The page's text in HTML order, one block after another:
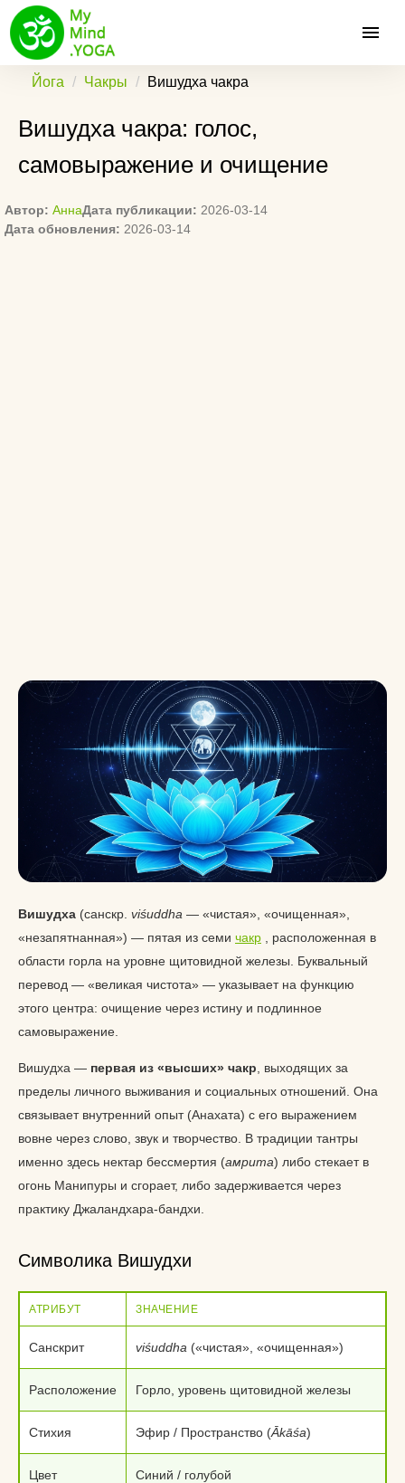
Йога Чакры Вишудха чакра
Вишудха чакра: голос,
самовыражение и очищение
Автор: АннаДата публикации: 2026-03-14
Дата обновления: 2026-03-14
Вишудха (санскр. viśuddha — «чистая», «очищенная»,
«незапятнанная») — пятая из семи чакр , расположенная в
области горла на уровне щитовидной железы. Буквальный
перевод — «великая чистота» — указывает на функцию
этого центра: очищение через истину и подлинное
самовыражение.
Вишудха — первая из «высших» чакр , выходящих за
пределы личного выживания и социальных отношений. Она
связывает внутренний опыт (Анахата) с его выражением
вовне через слово, звук и творчество. В традиции тантры
именно здесь нектар бессмертия (амрита) либо стекает в
огонь Манипуры и сгорает, либо задерживается через
практику Джаландхара-бандхи.
Символика Вишудхи
АТРИБУТ ЗНАЧЕНИЕ
Санскрит viśuddha («чистая», «очищенная»)
Расположение Горло, уровень щитовидной железы
Стихия Эфир / Пространство (Ākāśa)
Цвет Синий / голубой